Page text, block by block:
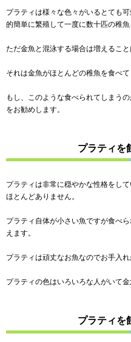
プラティは様々な色々がいるとても
的簡単に繁殖して一度に数十匹の稚魚
ただ金魚と混泳する場合は増えるこ
それは金魚がほとんどの稚魚を食べ
もし、このような食べられてしまう
をお勧めします。
プラティを
プラティは非常に穏やかな性格をし
ほとんどありません。
プラティ自体が小さい魚ですが食べ
えます。
プラティは頑丈なお魚なのでお手入
プラティの色はいろいろな人がいて金
プラティを